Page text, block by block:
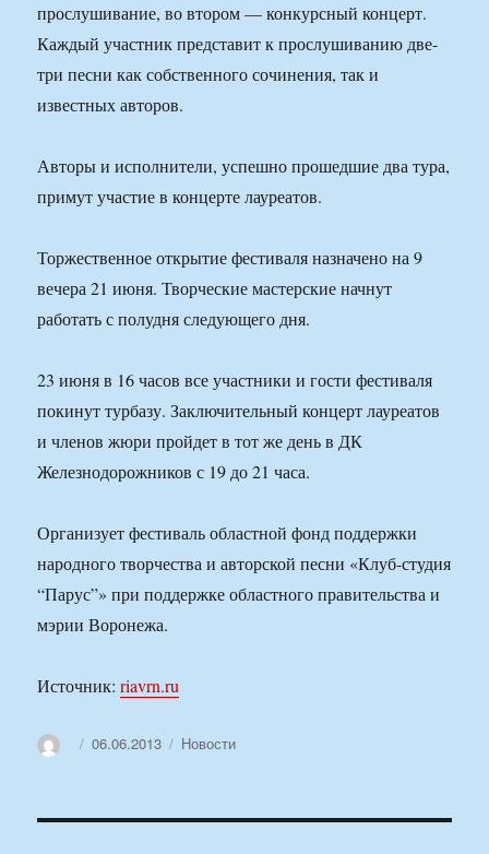
прослушивание, во втором — конкурсный концерт.
Каждый участник представит к прослушиванию две-
три песни как собственного сочинения, так и
известных авторов.
Авторы и исполнители, успешно прошедшие два тура,
примут участие в концерте лауреатов.
Торжественное открытие фестиваля назначено на 9
вечера 21 июня. Творческие мастерские начнут
работать с полудня следующего дня.
23 июня в 16 часов все участники и гости фестиваля
покинут турбазу. Заключительный концерт лауреатов
и членов жюри пройдет в тот же день в ДК
Железнодорожников с 19 до 21 часа.
Организует фестиваль областной фонд поддержки
народного творчества и авторской песни «Клуб-студия
“Парус”» при поддержке областного правительства и
мэрии Воронежа.
Источник:riavrn.ru
АвторОпубликовано
06.06.2013 Рубрики
Новости